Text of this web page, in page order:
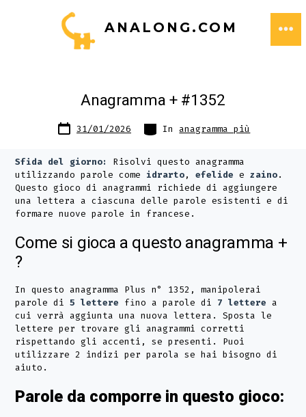
ANALONG.COM
Anagramma + #1352
Data
articolo
31/01/2026 Categorie
In anagramma più
Sfida del giorno:
Risolvi questo anagramma
utilizzando parole come idrarto,efelide ezaino.
Questo gioco di anagrammi richiede di aggiungere
una lettera a ciascuna delle parole esistenti e di
formare nuove parole in francese.
Come si gioca a questo anagramma +
?
In questo anagramma Plus n° 1352, manipolerai
parole di5 lettere fino a parole di 7 lettere a
cui verrà aggiunta una nuova lettera. Sposta le
lettere per trovare gli anagrammi corretti
rispettando gli accenti, se presenti. Puoi
utilizzare 2 indizi per parola se hai bisogno di
aiuto.
Parole da comporre in questo gioco: